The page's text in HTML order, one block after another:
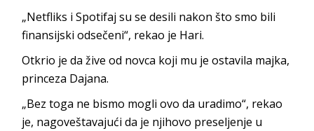
„Netfliks i Spotifaj su se desili nakon što smo bili
finansijski odsečeni“, rekao je Hari.
Otkrio je da žive od novca koji mu je ostavila majka,
princeza Dajana.
„Bez toga ne bismo mogli ovo da uradimo“, rekao
je, nagoveštavajući da je njihovo preseljenje u